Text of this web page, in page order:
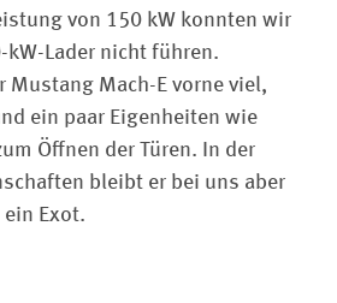
von 150 kW konnten wir
Lader nicht führen.
Mustang Mach-E vorne viel,
ein paar Eigenheiten wie
Öffnen der Türen. In der
bleibt er bei uns aber
Exot.